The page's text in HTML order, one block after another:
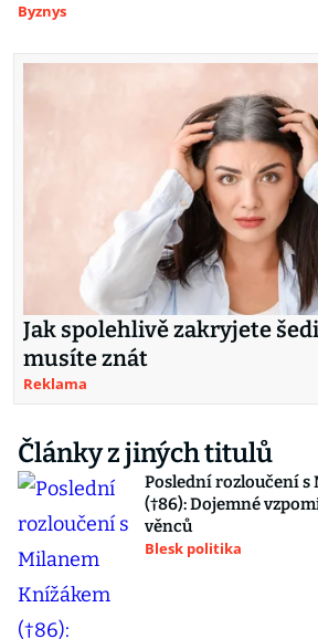
Byznys
Jak spolehlivě zakryjete
musíte znát
Reklama
Články z jiných titulů
Poslední rozloučení s
(†86): Dojemné
věnců
Blesk politika